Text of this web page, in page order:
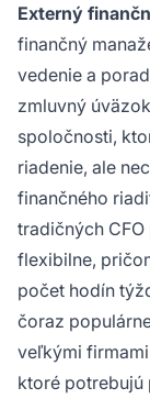
Externý
finančný
vedenie a
zmluvný
spoločnosti,
riadenie, ale
finančného
tradičných
flexibilne,
počet hodín
čoraz
veľkými
ktoré potrebujú